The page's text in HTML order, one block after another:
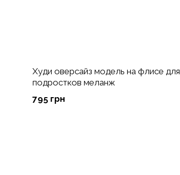
Худи оверсайз модель на флисе для
подростков меланж
795 грн